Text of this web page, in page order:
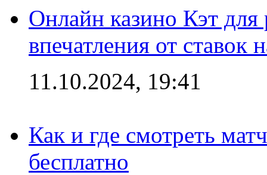
Онлайн казино Кэт для
впечатления от ставок
11.10.2024, 19:41
Как и где смотреть
бесплатно